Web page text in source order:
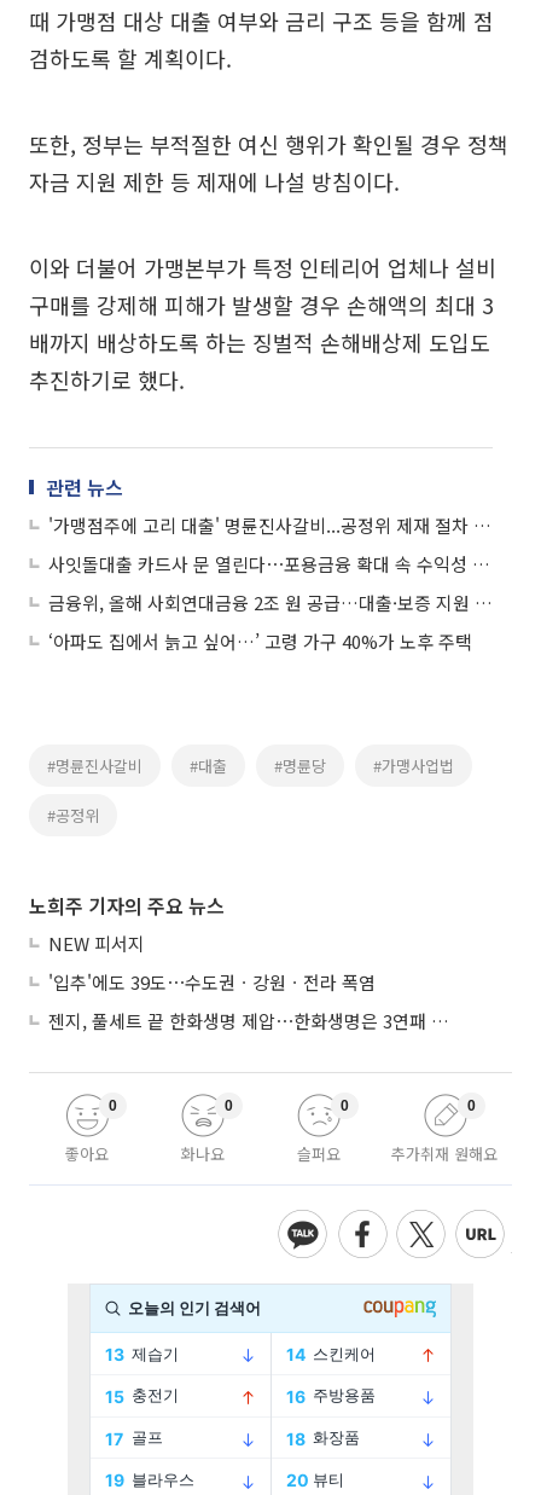
때 가맹점 대상 대출 여부와 금리 구조 등을 함께 점
검하도록 할 계획이다.
또한, 정부는 부적절한 여신 행위가 확인될 경우 정책
자금 지원 제한 등 제재에 나설 방침이다.
이와 더불어 가맹본부가 특정 인테리어 업체나 설비
구매를 강제해 피해가 발생할 경우 손해액의 최대 3
배까지 배상하도록 하는 징벌적 손해배상제 도입도
추진하기로 했다.
관련 뉴스
'가맹점주에 고리 대출' 명륜진사갈비...공정위 제재 절차 착수
사잇돌대출 카드사 문 열린다⋯포용금융 확대 속 수익성 ‘복잡’
금융위, 올해 사회연대금융 2조 원 공급…대출·보증 지원 확대
‘아파도 집에서 늙고 싶어…’ 고령 가구 40%가 노후 주택
#명륜진사갈비 #대출 #명륜당 #가맹사업법
#공정위
노희주 기자의 주요 뉴스
NEW 피서지
'입추'에도 39도⋯수도권ㆍ강원ㆍ전라 폭염
젠지, 풀세트 끝 한화생명 제압⋯한화생명은 3연패 수렁
좋아요
0
화나요
0
슬퍼요
0
추가취재 원해요
0